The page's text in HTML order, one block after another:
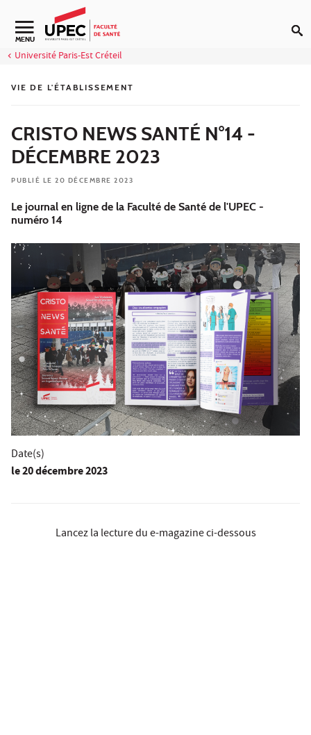
Aller au contenu
Navigation secondaire
MENU
Université Paris-Est Créteil
VIE DE L'ÉTABLISSEMENT
CRISTO NEWS SANTÉ N°14 -
DÉCEMBRE 2023
PUBLIÉ LE 20 DÉCEMBRE 2023
Le journal en ligne de la Faculté de Santé de l'UPEC -
numéro 14
Date(s)
le20 décembre 2023
Lancez la lecture du e-magazine ci-dessous